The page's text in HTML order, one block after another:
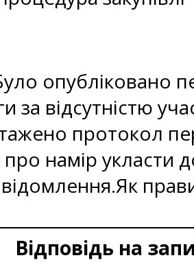
опубліковано
за відсутністю
протокол
намір укласти
Відповідь на